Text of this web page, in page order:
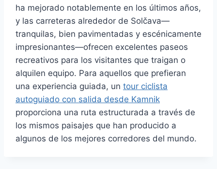
ha mejorado notablemente en los últimos años,
y las carreteras alrededor de Solčava—
tranquilas, bien pavimentadas y escénicamente
impresionantes—ofrecen excelentes paseos
recreativos para los visitantes que traigan o
alquilen equipo. Para aquellos que prefieran
una experiencia guiada, un tour ciclista
autoguiado con salida desde Kamnik
proporciona una ruta estructurada a través de
los mismos paisajes que han producido a
algunos de los mejores corredores del mundo.